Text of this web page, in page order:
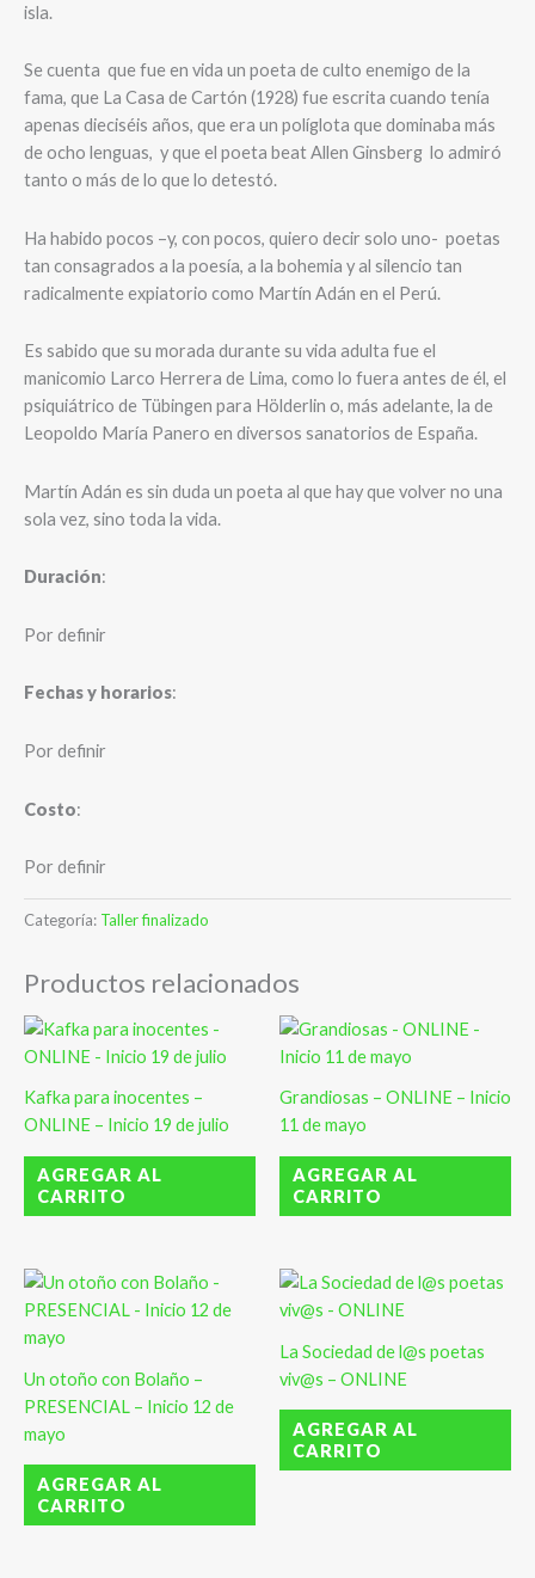
isla.
Se cuenta que fue en vida un poeta de culto enemigo de la
fama, que La Casa de Cartón (1928) fue escrita cuando tenía
apenas dieciséis años, que era un políglota que dominaba más
de ocho lenguas, y que el poeta beat Allen Ginsberg lo admiró
tanto o más de lo que lo detestó.
Ha habido pocos –y, con pocos, quiero decir solo uno- poetas
tan consagrados a la poesía, a la bohemia y al silencio tan
radicalmente expiatorio como Martín Adán en el Perú.
Es sabido que su morada durante su vida adulta fue el
manicomio Larco Herrera de Lima, como lo fuera antes de él, el
psiquiátrico de Tübingen para Hölderlin o, más adelante, la de
Leopoldo María Panero en diversos sanatorios de España.
Martín Adán es sin duda un poeta al que hay que volver no una
sola vez, sino toda la vida.
Duración:
Por definir
Fechas y horarios:
Por definir
Costo:
Por definir
Categoría: Taller finalizado
Productos relacionados
Kafka para inocentes –
ONLINE – Inicio 19 de julio
AGREGAR AL
CARRITO
Grandiosas – ONLINE – Inicio
11 de mayo
AGREGAR AL
CARRITO
Un otoño con Bolaño –
PRESENCIAL – Inicio 12 de
mayo
AGREGAR AL
CARRITO
La Sociedad de l@s poetas
viv@s – ONLINE
AGREGAR AL
CARRITO